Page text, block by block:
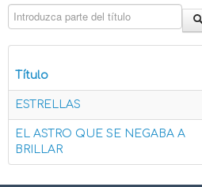
Introduzca parte del título
Título
ESTRELLAS
EL ASTRO QUE SE NEGABA A
BRILLAR